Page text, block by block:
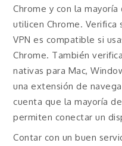
Chrome y con la
utilicen Chrome.
VPN es compatible si
Chrome. También
nativas para Mac,
una extensión de
cuenta que la mayoría
permiten conectar un
Contar con un buen